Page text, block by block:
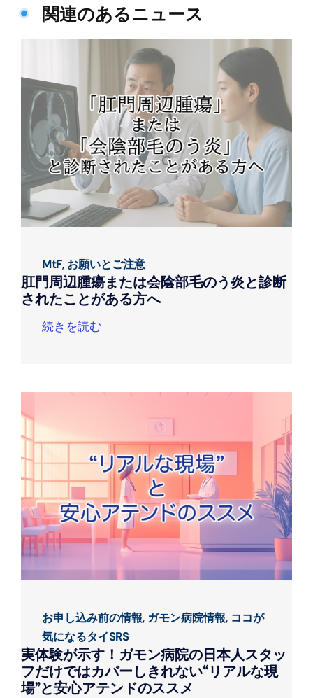
関連のあるニュース
MtF, お願いとご注意
肛門周辺腫瘍または会陰部毛のう炎と診断
されたことがある方へ
続きを読む
お申し込み前の情報, ガモン病院情報, ココが
気になるタイSRS
実体験が示す！ガモン病院の日本人スタッ
フだけではカバーしきれない“リアルな現
場”と安心アテンドのススメ